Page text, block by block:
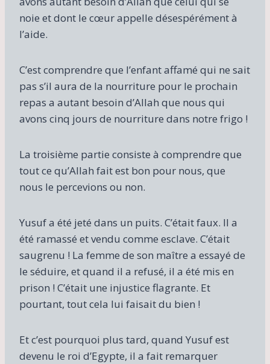
noie et dont le cœur appelle désespérément à
l’aide.
C’est comprendre que l’enfant affamé qui ne sait
pas s’il aura de la nourriture pour le prochain
repas a autant besoin d’Allah que nous qui
avons cinq jours de nourriture dans notre frigo !
La troisième partie consiste à comprendre que
tout ce qu’Allah fait est bon pour nous, que
nous le percevions ou non.
Yusuf a été jeté dans un puits. C’était faux. Il a
été ramassé et vendu comme esclave. C’était
saugrenu ! La femme de son maître a essayé de
le séduire, et quand il a refusé, il a été mis en
prison ! C’était une injustice flagrante. Et
pourtant, tout cela lui faisait du bien !
Et c’est pourquoi plus tard, quand Yusuf est
devenu le roi d’Egypte, il a fait remarquer